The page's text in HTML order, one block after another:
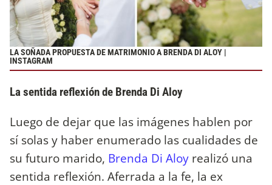
LA SOÑADA PROPUESTA DE MATRIMONIO A BRENDA DI ALOY |
INSTAGRAM
La sentida reflexión de Brenda Di Aloy
Luego de dejar que las imágenes hablen por
sí solas y haber enumerado las cualidades de
su futuro marido, Brenda Di Aloy realizó una
sentida reflexión. Aferrada a la fe, la ex